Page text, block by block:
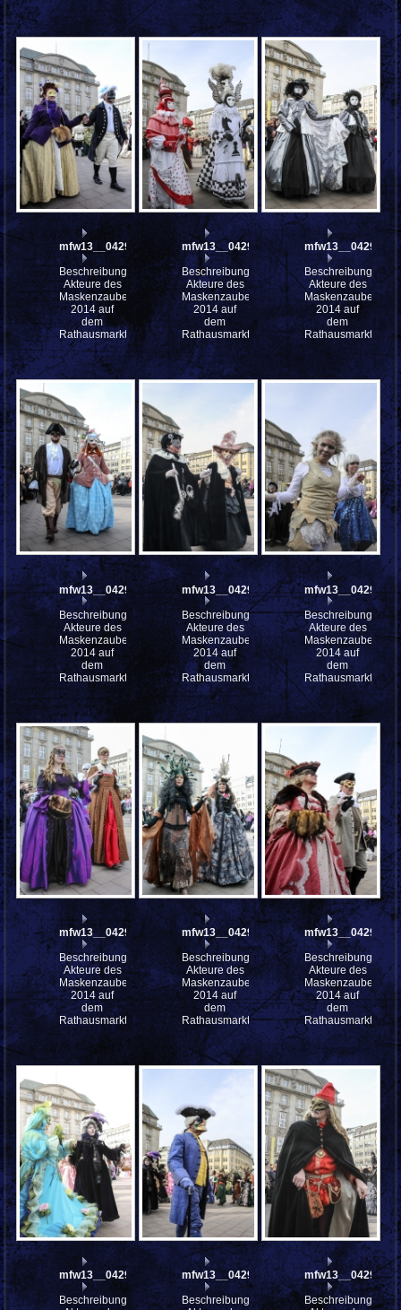
mfw13__042940
Beschreibung:
Akteure des
Maskenzauber
2014 auf
dem
Rathausmarkt
mfw13__042939
Beschreibung:
Akteure des
Maskenzauber
2014 auf
dem
Rathausmarkt
mfw13__042938
Beschreibung:
Akteure des
Maskenzauber
2014 auf
dem
Rathausmarkt
mfw13__042937
Beschreibung:
Akteure des
Maskenzauber
2014 auf
dem
Rathausmarkt
mfw13__042936
Beschreibung:
Akteure des
Maskenzauber
2014 auf
dem
Rathausmarkt
mfw13__042934
Beschreibung:
Akteure des
Maskenzauber
2014 auf
dem
Rathausmarkt
mfw13__042931
Beschreibung:
Akteure des
Maskenzauber
2014 auf
dem
Rathausmarkt
mfw13__042929
Beschreibung:
Akteure des
Maskenzauber
2014 auf
dem
Rathausmarkt
mfw13__042928
Beschreibung:
Akteure des
Maskenzauber
2014 auf
dem
Rathausmarkt
mfw13__042927
Beschreibung:
mfw13__042925
Beschreibung:
mfw13__042924
Beschreibung: